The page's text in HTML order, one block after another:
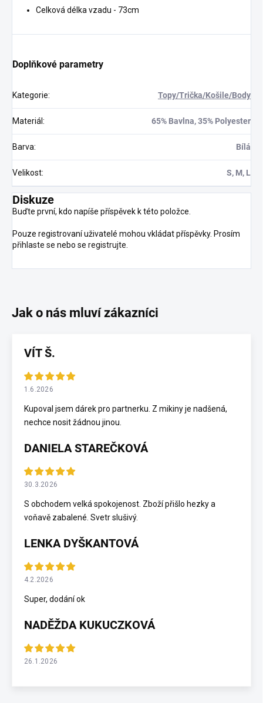
Celková délka vzadu - 73cm
Doplňkové parametry
Kategorie: Topy/Trička/Košile/Body
Materiál : 65% Bavlna, 35% Polyester
Barva: Bílá
Velikost: S, M, L
Diskuze
Buďte první, kdo napíše příspěvek k této položce.
Pouze registrovaní uživatelé mohou vkládat příspěvky. Prosím
přihlaste se nebo se registrujte
VÍT Š.
1.6.2026
Kupoval jsem dárek pro partnerku. Z mikiny je nadšená,
nechce nosit žádnou jinou.
DANIELA STAREČKOVÁ
30.3.2026
S obchodem velká spokojenost. Zboží přišlo hezky a
voňavě zabalené. Svetr slušivý.
LENKA DYŠKANTOVÁ
4.2.2026
Super, dodání ok
NADĚŽDA KUKUCZKOVÁ
26.1.2026